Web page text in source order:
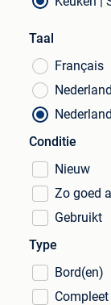
Taal
Français
Conditie
Nieuw
Zo goed
Gebruikt
Type
Bord(en)